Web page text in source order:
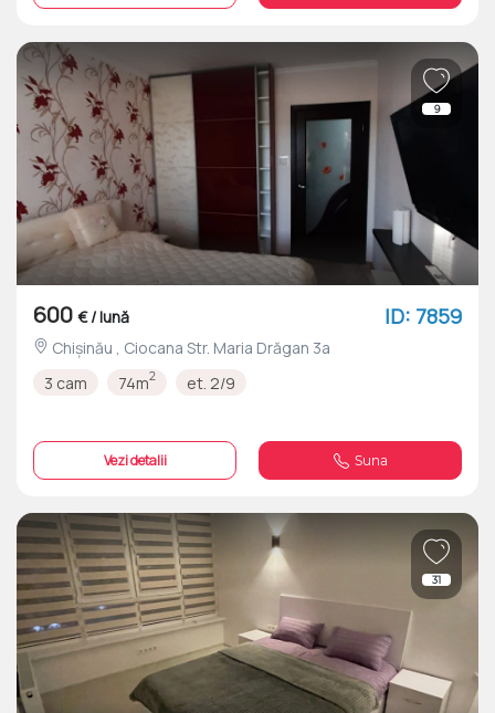
9
600 € / lună ID: 7859
Chișinău , Ciocana Str. Maria Drăgan 3a
3 cam
74m2 et. 2/9
Vezi detalii Suna
31